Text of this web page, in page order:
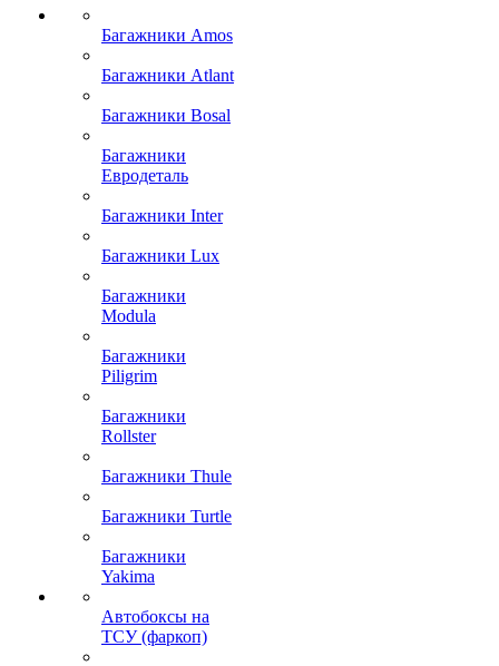
Багажники Amos
Багажники Atlant
Багажники Bosal
Багажники
Евродеталь
Багажники Inter
Багажники Lux
Багажники
Modula
Багажники
Piligrim
Багажники
Rollster
Багажники Thule
Багажники Turtle
Багажники
Yakima
Автобоксы на
ТСУ (фаркоп)